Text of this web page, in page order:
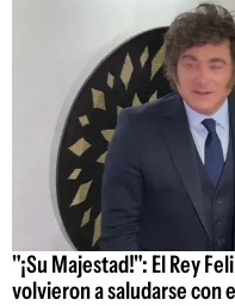
"¡Su Majestad!": El Rey
volvieron a saludarse con